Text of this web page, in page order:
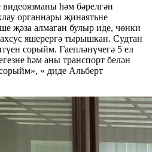
һәм бәрелгән
органнары җинаятьне
җәза алмаган булыр иде, чөнки
яшерергә тырышкан. Судтан
сорыйм. Гаепләнүчегә 5 ел
һәм аны транспорт белән
« диде Альберт